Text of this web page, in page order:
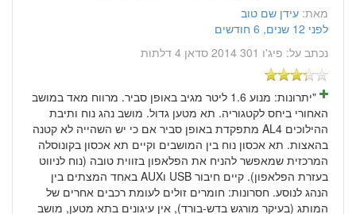
מאת: עידן שם טוב
לפני 12 שנים, 6 חודשים
נכתב על: פיג'ו 301 2014 סדאן 4 דלתות
"יתרונות: מנוע 1.6 ליטר מגיב באופן סביר. מרווח מאד במושב
האחורי ביחס לקטגוריה. תא מטען גדול. מושב נהג נוח ותיבת
ההילוכים AL4 מתפקדת באופן סביר אם כי יש השהייה לא קטנה
בהאצות. תא אכסון נוח בין המושבים וקיים תא אכסון בקונוסלה
המרכזית שמאפשר להניח את הפלאפון בזווית טובה (נוח לניווט
בעזרת הפלאפון). קיים חיבור USB וAUX באחד המצתים בין
הנהג לנוסע. חסרונות: חומרים זולים לעומת רכבים אחרים של
המותג (בעיקר מורגש בדש-בורד), אין עיגונים בתא מטען, מושב